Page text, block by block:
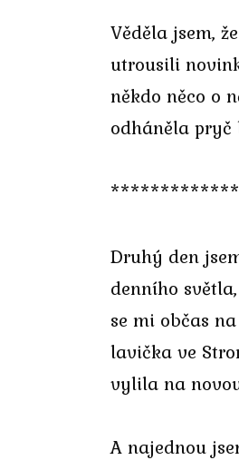
Věděla jsem,
utrousili
někdo něco o
odháněla pryč
Druhý den
denního
se mi občas
lavička ve
vylila na
A najednou